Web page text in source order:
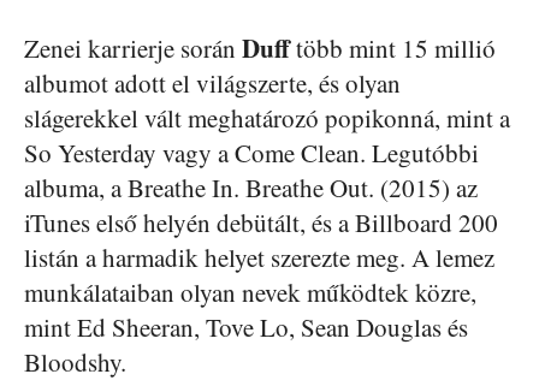
Zenei karrierje során Dufftöbb mint 15 millió
albumot adott el világszerte, és olyan
slágerekkel vált meghatározó popikonná, mint a
So Yesterday vagy a Come Clean. Legutóbbi
albuma, a Breathe In. Breathe Out. (2015) az
iTunes első helyén debütált, és a Billboard 200
listán a harmadik helyet szerezte meg. A lemez
munkálataiban olyan nevek működtek közre,
mint Ed Sheeran, Tove Lo, Sean Douglas és
Bloodshy.